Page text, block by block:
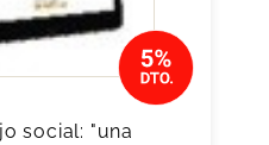
social: "una